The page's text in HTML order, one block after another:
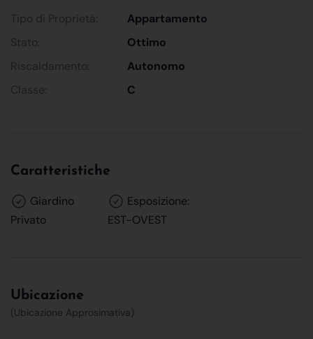
Tipo di Proprietà:
Appartamento
Stato:
Ottimo
Riscaldamento:
Autonomo
Classe:
C
Caratteristiche
Giardino
Privato
Esposizione:
EST-OVEST
Ubicazione
(Ubicazione Approsimativa)